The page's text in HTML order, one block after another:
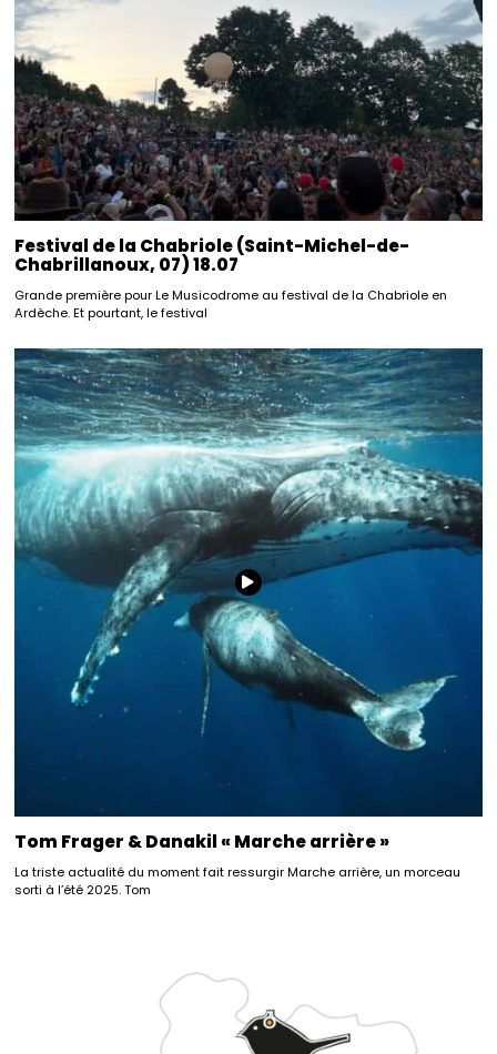
Festival de la Chabriole (Saint-Michel-de-
Chabrillanoux, 07) 18.07
Grande première pour Le Musicodrome au festival de la Chabriole en
Ardèche. Et pourtant, le festival
Tom Frager & Danakil « Marche arrière »
La triste actualité du moment fait ressurgir Marche arrière, un morceau
sorti à l’été 2025. Tom